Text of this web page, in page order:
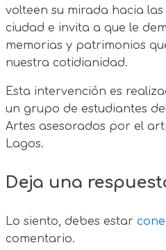
volteen su mirada hacia
ciudad e invita a que le
memorias y patrimonios
nuestra cotidianidad.
Esta intervención es
un grupo de estudiantes
Artes asesorados por el
Lagos.
Deja una
Lo siento, debes estar
comentario.